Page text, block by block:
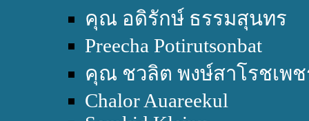
คุณ อดิรักษ์ ธรรมสุนทร
Preecha Potirutsonbat
คุณ ชวลิต พงษ์สาโรชเพ
Chalor Auareekul